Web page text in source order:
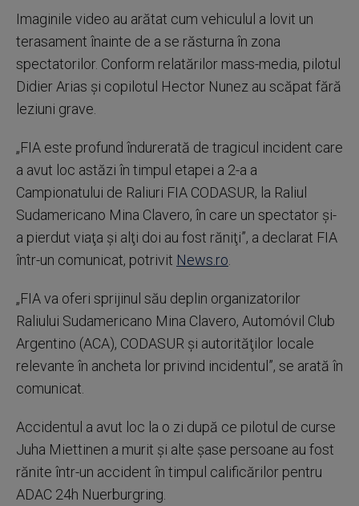
Imaginile video au arătat cum vehiculul a lovit un
terasament înainte de a se răsturna în zona
spectatorilor. Conform relatărilor mass-media, pilotul
Didier Arias şi copilotul Hector Nunez au scăpat fără
leziuni grave.
„FIA este profund îndurerată de tragicul incident care
a avut loc astăzi în timpul etapei a 2-a a
Campionatului de Raliuri FIA CODASUR, la Raliul
Sudamericano Mina Clavero, în care un spectator şi-
a pierdut viaţa şi alţi doi au fost răniţi”, a declarat FIA
într-un comunicat, potrivit News.ro
„FIA va oferi sprijinul său deplin organizatorilor
Raliului Sudamericano Mina Clavero, Automóvil Club
Argentino (ACA), CODASUR şi autorităţilor locale
relevante în ancheta lor privind incidentul”, se arată în
comunicat.
Accidentul a avut loc la o zi după ce pilotul de curse
Juha Miettinen a murit şi alte şase persoane au fost
rănite într-un accident în timpul calificărilor pentru
ADAC 24h Nuerburgring.